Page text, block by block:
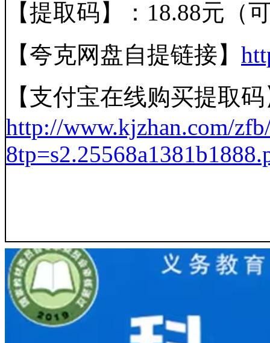
【提取码】：18.88元（
【夸克网盘自提链接】
【支付宝在线购买提取
http://www.kjzhan.com/